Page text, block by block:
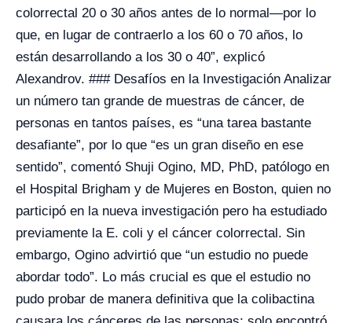
colorrectal 20 o 30 años antes de lo normal—por lo
que, en lugar de contraerlo a los 60 o 70 años, lo
están desarrollando a los 30 o 40”, explicó
Alexandrov. ### Desafíos en la Investigación Analizar
un número tan grande de muestras de cáncer, de
personas en tantos países, es “una tarea bastante
desafiante”, por lo que “es un gran diseño en ese
sentido”, comentó Shuji Ogino, MD, PhD, patólogo en
el Hospital Brigham y de Mujeres en Boston, quien no
participó en la nueva investigación pero ha estudiado
previamente la E. coli y el cáncer colorrectal. Sin
embargo, Ogino advirtió que “un estudio no puede
abordar todo”. Lo más crucial es que el estudio no
pudo probar de manera definitiva que la colibactina